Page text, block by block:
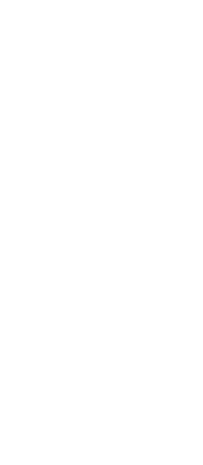
prestrelku! V
v prvej minúte